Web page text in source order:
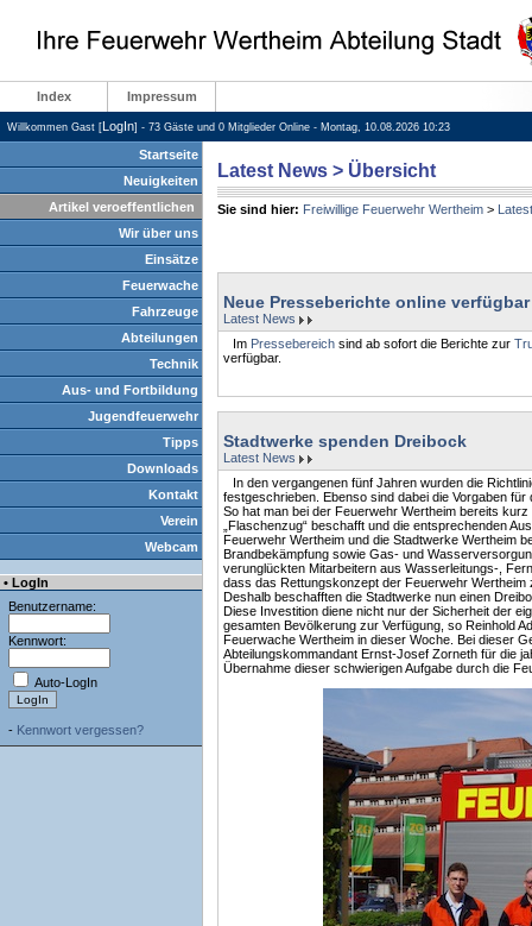
Index Impressum
Willkommen Gast [LogIn] - 73 Gäste und 0 Mitglieder Online - Montag, 10.08.2026 10:23
Startseite
Neuigkeiten
Artikel veroeffentlichen
Wir über uns
Einsätze
Feuerwache
Fahrzeuge
Abteilungen
Technik
Aus- und Fortbildung
Jugendfeuerwehr
Tipps
Downloads
Kontakt
Verein
Webcam
• LogIn
Benutzername:
Kennwort:
Auto-LogIn
- Kennwort vergessen?
Latest News > Übersicht
Sie sind hier: Freiwillige Feuerwehr Wertheim>
Neue Presseberichte online verfügbar
Latest News
Im Pressebereichsind ab sofort die Berichte zur
verfügbar.
Stadtwerke spenden Dreibock
Latest News
In den vergangenen fünf Jahren wurden die
festgeschrieben. Ebenso sind dabei die Vorgaben
So hat man bei der Feuerwehr Wertheim bereits
„Flaschenzug“ beschafft und die entsprechenden
Feuerwehr Wertheim und die Stadtwerke Wertheim
Brandbekämpfung sowie Gas- und
verunglückten Mitarbeitern aus Wasserleitungs-,
dass das Rettungskonzept der Feuerwehr
Deshalb beschafften die Stadtwerke nun einen
Diese Investition diene nicht nur der Sicherheit der
gesamten Bevölkerung zur Verfügung, so Reinhold
Feuerwache Wertheim in dieser Woche. Bei dieser
Abteilungskommandant Ernst-Josef Zorneth für die
Übernahme dieser schwierigen Aufgabe durch die